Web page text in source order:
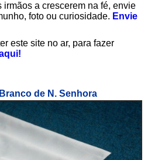
irmãos a crescerem na fé, envie
foto ou curiosidade. Envie
este site no ar, para fazer
de N. Senhora